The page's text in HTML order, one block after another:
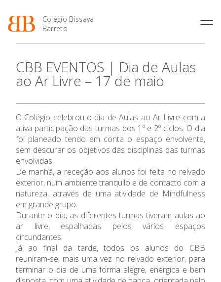
Colégio Bissaya
Barreto
O Colégio
Projeto Educativo
Organização
Colaboradores Não
Docentes
Instalações
Ofertas de emprego
Regulamentos
Jornal “O Coreto”
Privacidade
Oferta Formativa
Enriquecimento Curricular
Oferta Curricular
Sala de Estudo
Atividades de Interrupção
Letiva
Academia de Línguas
Profissionais
Matrículas
Termalismo
Curso de Técnico/a de Apoio
à Família e à Comunidade
Ofertas de Emprego
Ano Letivo
2027
Calendários
de Educação
SIGE
Secretariado de Exames
Admissão
APEE
CBB EVENTOS | Dia de Aulas
ao Ar Livre – 17 de maio
O Colégio celebrou o dia de Aulas ao Ar Livre com a
ativa participação das turmas dos 1º e 2º ciclos. O dia
foi planeado tendo em conta o espaço envolvente,
sem descurar os objetivos das disciplinas das turmas
envolvidas.
De manhã, a receção aos alunos foi feita no relvado
exterior, num ambiente tranquilo e de contacto com a
natureza, através de uma atividade de Mindfulness
em grande grupo.
Durante o dia, as diferentes turmas tiveram aulas ao
ar livre, espalhadas pelos vários espaços
circundantes.
Já ao final da tarde, todos os alunos do CBB
reuniram-se, mais uma vez no relvado exterior, para
terminar o dia de uma forma alegre, enérgica e bem